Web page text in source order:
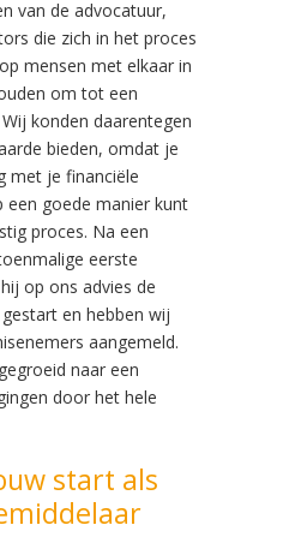
van de advocatuur,
die zich in het proces
mensen met elkaar in
om tot een
konden daarentegen
bieden, omdat je
met je financiële
een goede manier kunt
proces. Na een
eerste
op ons advies de
en hebben wij
aangemeld.
naar een
door het hele
start als